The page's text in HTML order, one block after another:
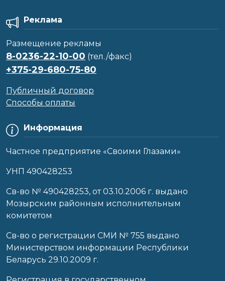
Информация
Частное предприятие «Своими Глазами»
УНП 490428253
Cв-во № 490428253, от 03.10.2006 г. выдано
Мозырским районным исполнительным
комитетом
Св-во о регистрации СМИ № 755 выдано
Министерством информации Республики
Беларусь 29.10.2009 г.
Реклама
Размещение рекламы
8-0236-22-10-00 (тел./факс)
+375-29-680-75-80
Публичный договор
Способы оплаты